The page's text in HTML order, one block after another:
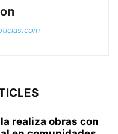
realiza obras con